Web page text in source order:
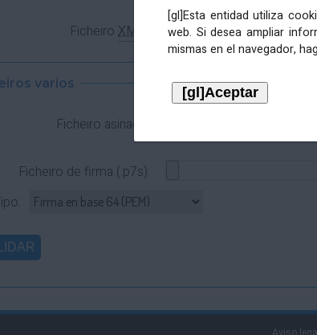
[gl]Esta entidad utiliza
web. Si desea ampliar
mismas en el navegador,
FicheiroXML
varios
Ficheiro asinado:
Ficheiro de firma (.p7s):
Aviso legal